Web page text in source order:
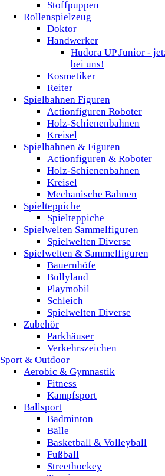
Stoffpuppen
Rollenspielzeug
Doktor
Handwerker
Hudora UP Junior -
bei uns!
Kosmetiker
Reiter
Spielbahnen Figuren
Actionfiguren Roboter
Holz-Schienenbahnen
Kreisel
Spielbahnen & Figuren
Actionfiguren & Roboter
Holz-Schienenbahnen
Kreisel
Mechanische Bahnen
Spielteppiche
Spielteppiche
Spielwelten Sammelfiguren
Spielwelten Diverse
Spielwelten & Sammelfiguren
Bauernhöfe
Bullyland
Playmobil
Schleich
Spielwelten Diverse
Zubehör
Parkhäuser
Verkehrszeichen
Sport & Outdoor
Aerobic & Gymnastik
Fitness
Kampfsport
Ballsport
Badminton
Bälle
Basketball & Volleyball
Fußball
Streethockey